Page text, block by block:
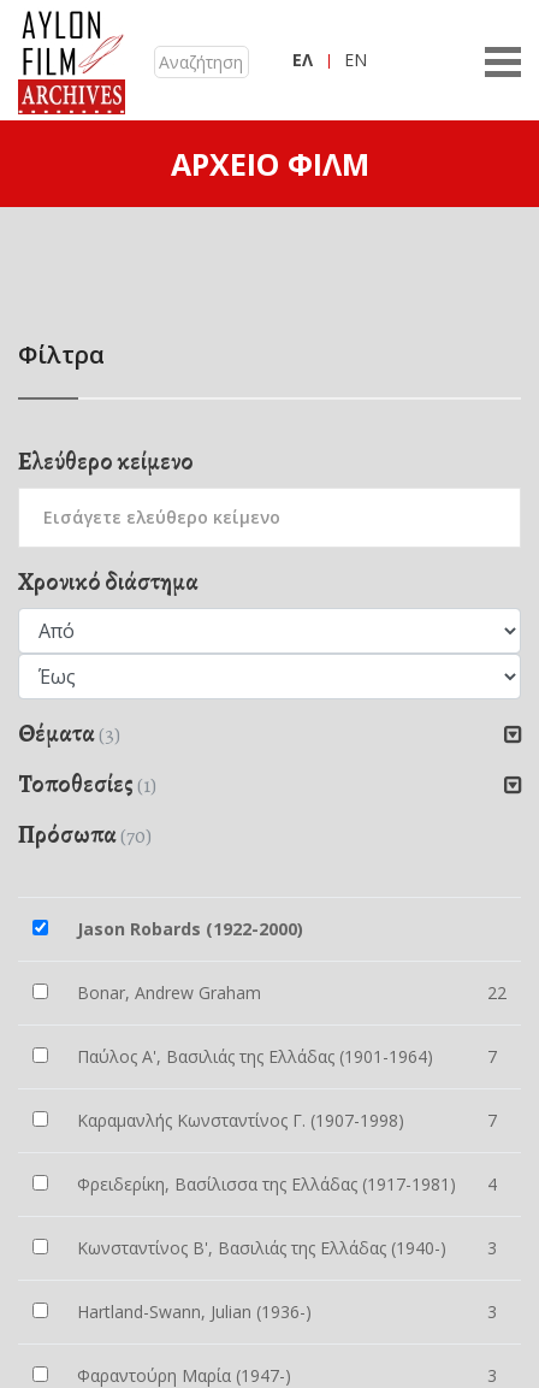
ΕΛ EN
ΑΡΧΕΊΟ ΦΙΛΜ
Φίλτρα
Ελεύθερο κείμενο
Χρονικό διάστημα
Θέματα(3)
Τοποθεσίες (1)
Πρόσωπα(70)
Jason Robards (1922-2000)
Bonar, Andrew Graham 22
Παύλος Α', Βασιλιάς της Ελλάδας (1901-1964) 7
Καραμανλής Κωνσταντίνος Γ. (1907-1998) 7
Φρειδερίκη, Βασίλισσα της Ελλάδας (1917-1981) 4
Κωνσταντίνος Β', Βασιλιάς της Ελλάδας (1940-) 3
Hartland-Swann, Julian (1936-) 3
Φαραντούρη Μαρία (1947-) 3